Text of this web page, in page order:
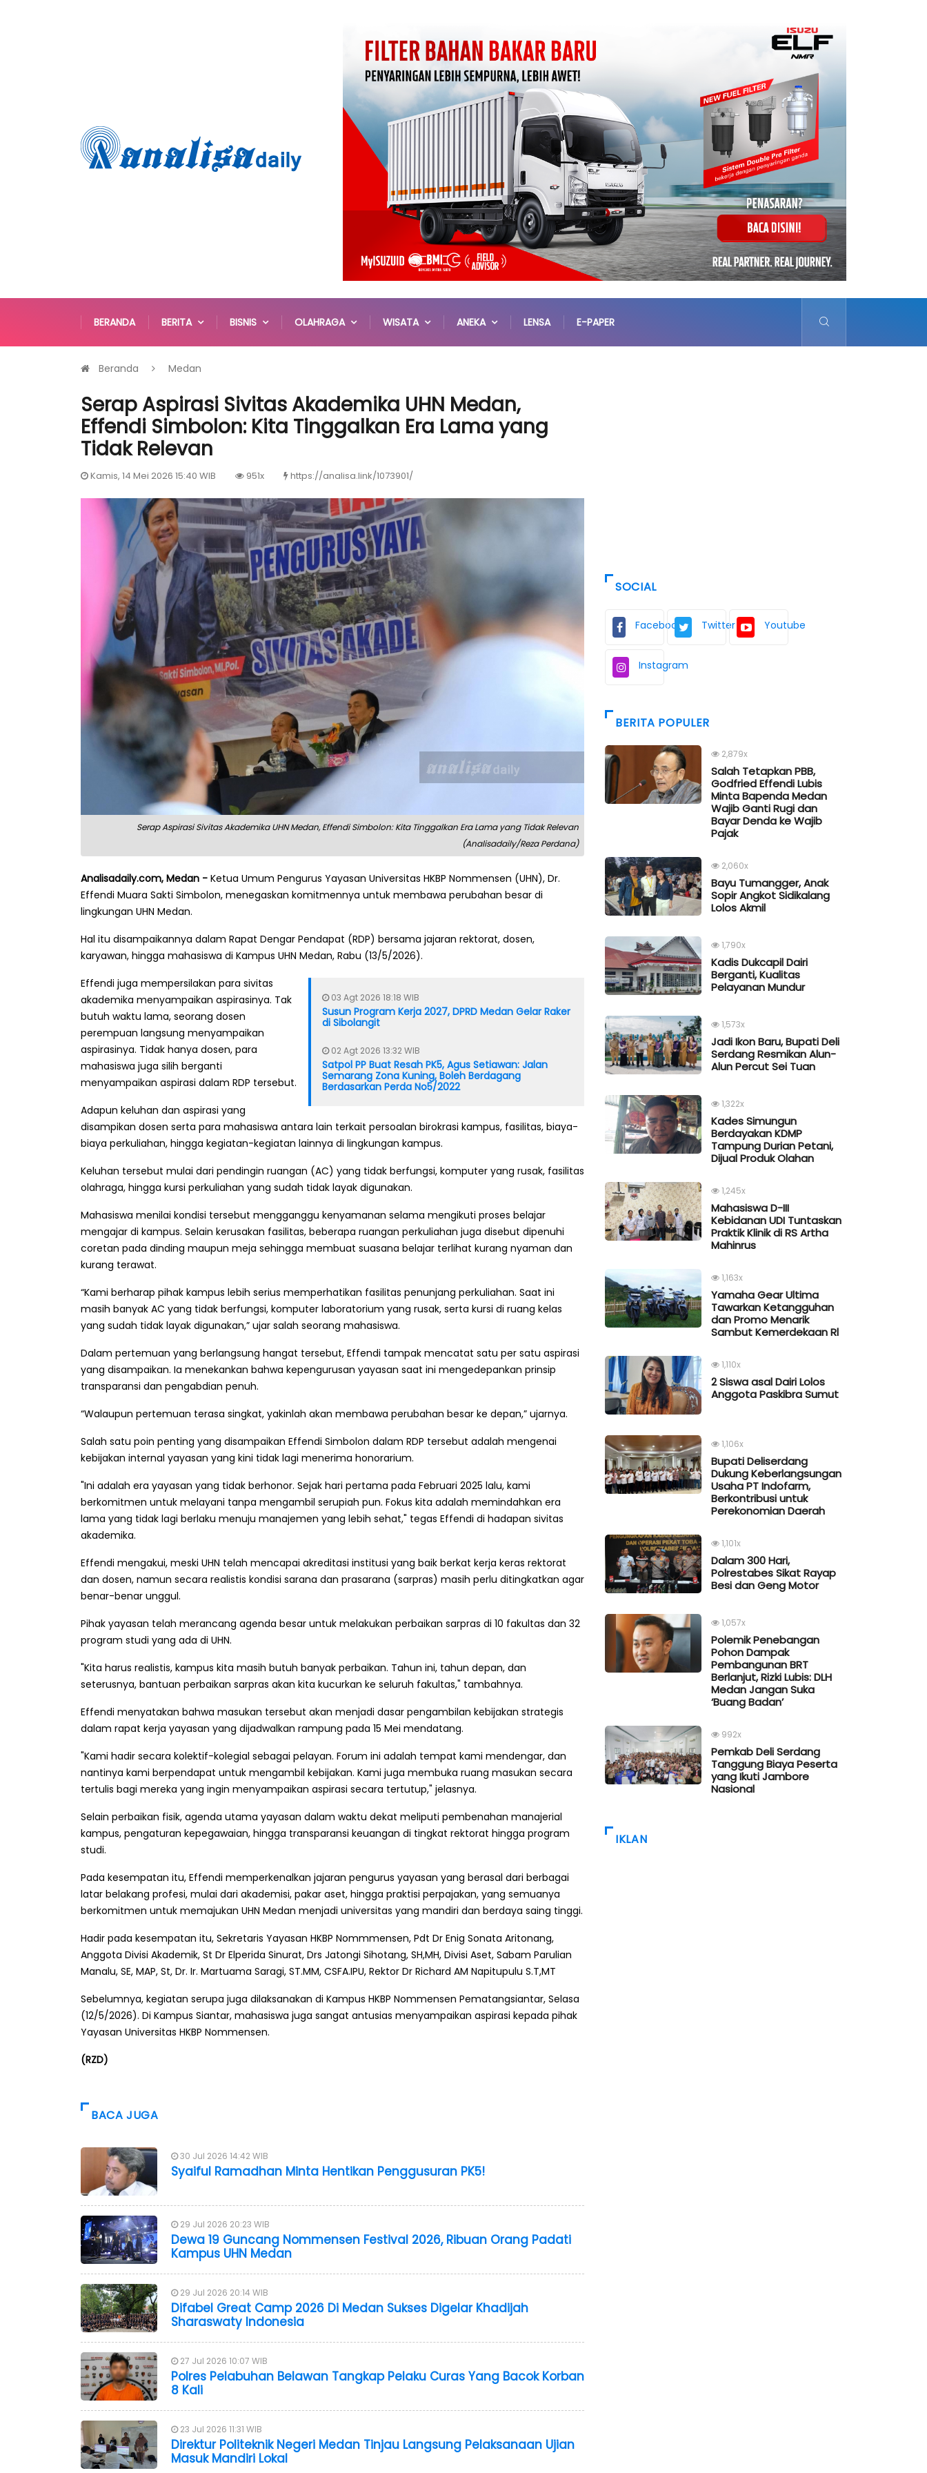
BERANDA BERITA BISNIS OLAHRAGA WISATA ANEKA LENSA E-PAPER
Beranda Medan
Serap Aspirasi Sivitas Akademika UHN Medan,
Effendi Simbolon: Kita Tinggalkan Era Lama yang
Tidak Relevan
Kamis, 14 Mei 2026 15:40 WIB 951x https://analisa.link/1073901/
Serap Aspirasi Sivitas Akademika UHN Medan, Effendi Simbolon: Kita Tinggalkan Era Lama yang Tidak Relevan
(Analisadaily/Reza Perdana)
Analisadaily.com, Medan - Ketua Umum Pengurus Yayasan Universitas HKBP Nommensen (UHN), Dr.
Effendi Muara Sakti Simbolon, menegaskan komitmennya untuk membawa perubahan besar di
lingkungan UHN Medan.
Hal itu disampaikannya dalam Rapat Dengar Pendapat (RDP) bersama jajaran rektorat, dosen,
karyawan, hingga mahasiswa di Kampus UHN Medan, Rabu (13/5/2026).
03 Agt 2026 18:18 WIB
Susun Program Kerja 2027, DPRD Medan Gelar Raker
di Sibolangit
02 Agt 2026 13:32 WIB
Satpol PP Buat Resah PK5, Agus Setiawan: Jalan
Semarang Zona Kuning, Boleh Berdagang
Berdasarkan Perda No5/2022
Effendi juga mempersilakan para sivitas
akademika menyampaikan aspirasinya. Tak
butuh waktu lama, seorang dosen
perempuan langsung menyampaikan
aspirasinya. Tidak hanya dosen, para
mahasiswa juga silih berganti
menyampaikan aspirasi dalam RDP tersebut.
Adapun keluhan dan aspirasi yang
disampikan dosen serta para mahasiswa antara lain terkait persoalan birokrasi kampus, fasilitas, biaya-
biaya perkuliahan, hingga kegiatan-kegiatan lainnya di lingkungan kampus.
Keluhan tersebut mulai dari pendingin ruangan (AC) yang tidak berfungsi, komputer yang rusak, fasilitas
olahraga, hingga kursi perkuliahan yang sudah tidak layak digunakan.
Mahasiswa menilai kondisi tersebut mengganggu kenyamanan selama mengikuti proses belajar
mengajar di kampus. Selain kerusakan fasilitas, beberapa ruangan perkuliahan juga disebut dipenuhi
coretan pada dinding maupun meja sehingga membuat suasana belajar terlihat kurang nyaman dan
kurang terawat.
“Kami berharap pihak kampus lebih serius memperhatikan fasilitas penunjang perkuliahan. Saat ini
masih banyak AC yang tidak berfungsi, komputer laboratorium yang rusak, serta kursi di ruang kelas
yang sudah tidak layak digunakan,” ujar salah seorang mahasiswa.
Dalam pertemuan yang berlangsung hangat tersebut, Effendi tampak mencatat satu per satu aspirasi
yang disampaikan. Ia menekankan bahwa kepengurusan yayasan saat ini mengedepankan prinsip
transparansi dan pengabdian penuh.
“Walaupun pertemuan terasa singkat, yakinlah akan membawa perubahan besar ke depan,” ujarnya.
Salah satu poin penting yang disampaikan Effendi Simbolon dalam RDP tersebut adalah mengenai
kebijakan internal yayasan yang kini tidak lagi menerima honorarium.
"Ini adalah era yayasan yang tidak berhonor. Sejak hari pertama pada Februari 2025 lalu, kami
berkomitmen untuk melayani tanpa mengambil serupiah pun. Fokus kita adalah memindahkan era
lama yang tidak lagi berlaku menuju manajemen yang lebih sehat," tegas Effendi di hadapan sivitas
akademika.
Effendi mengakui, meski UHN telah mencapai akreditasi institusi yang baik berkat kerja keras rektorat
dan dosen, namun secara realistis kondisi sarana dan prasarana (sarpras) masih perlu ditingkatkan agar
benar-benar unggul.
Pihak yayasan telah merancang agenda besar untuk melakukan perbaikan sarpras di 10 fakultas dan 32
program studi yang ada di UHN.
"Kita harus realistis, kampus kita masih butuh banyak perbaikan. Tahun ini, tahun depan, dan
seterusnya, bantuan perbaikan sarpras akan kita kucurkan ke seluruh fakultas," tambahnya.
Effendi menyatakan bahwa masukan tersebut akan menjadi dasar pengambilan kebijakan strategis
dalam rapat kerja yayasan yang dijadwalkan rampung pada 15 Mei mendatang.
"Kami hadir secara kolektif-kolegial sebagai pelayan. Forum ini adalah tempat kami mendengar, dan
nantinya kami berpendapat untuk mengambil kebijakan. Kami juga membuka ruang masukan secara
tertulis bagi mereka yang ingin menyampaikan aspirasi secara tertutup," jelasnya.
Selain perbaikan fisik, agenda utama yayasan dalam waktu dekat meliputi pembenahan manajerial
kampus, pengaturan kepegawaian, hingga transparansi keuangan di tingkat rektorat hingga program
studi.
Pada kesempatan itu, Effendi memperkenalkan jajaran pengurus yayasan yang berasal dari berbagai
latar belakang profesi, mulai dari akademisi, pakar aset, hingga praktisi perpajakan, yang semuanya
berkomitmen untuk memajukan UHN Medan menjadi universitas yang mandiri dan berdaya saing tinggi.
Hadir pada kesempatan itu, Sekretaris Yayasan HKBP Nommmensen, Pdt Dr Enig Sonata Aritonang,
Anggota Divisi Akademik, St Dr Elperida Sinurat, Drs Jatongi Sihotang, SH,MH, Divisi Aset, Sabam Parulian
Manalu, SE, MAP, St, Dr. Ir. Martuama Saragi, ST.MM, CSFA.IPU, Rektor Dr Richard AM Napitupulu S.T,MT
Sebelumnya, kegiatan serupa juga dilaksanakan di Kampus HKBP Nommensen Pematangsiantar, Selasa
(12/5/2026). Di Kampus Siantar, mahasiswa juga sangat antusias menyampaikan aspirasi kepada pihak
Yayasan Universitas HKBP Nommensen.
(RZD)
BACA JUGA
30 Jul 2026 14:42 WIB
Syaiful Ramadhan Minta Hentikan Penggusuran PK5!
29 Jul 2026 20:23 WIB
Dewa 19 Guncang Nommensen Festival 2026, Ribuan Orang Padati
Kampus UHN Medan
29 Jul 2026 20:14 WIB
Difabel Great Camp 2026 Di Medan Sukses Digelar Khadijah
Sharaswaty Indonesia
27 Jul 2026 10:07 WIB
Polres Pelabuhan Belawan Tangkap Pelaku Curas Yang Bacok Korban
8 Kali
23 Jul 2026 11:31 WIB
Direktur Politeknik Negeri Medan Tinjau Langsung Pelaksanaan Ujian
Masuk Mandiri Lokal
SOCIAL
Facebook Twitter Youtube
Instagram
BERITA POPULER
2,879x
Salah Tetapkan PBB,
Godfried Effendi Lubis
Minta Bapenda Medan
Wajib Ganti Rugi dan
Bayar Denda ke Wajib
Pajak
2,060x
Bayu Tumangger, Anak
Sopir Angkot Sidikalang
Lolos Akmil
1,790x
Kadis Dukcapil Dairi
Berganti, Kualitas
Pelayanan Mundur
1,573x
Jadi Ikon Baru, Bupati Deli
Serdang Resmikan Alun-
Alun Percut Sei Tuan
1,322x
Kades Simungun
Berdayakan KDMP
Tampung Durian Petani,
Dijual Produk Olahan
1,245x
Mahasiswa D-III
Kebidanan UDI Tuntaskan
Praktik Klinik di RS Artha
Mahinrus
1,163x
Yamaha Gear Ultima
Tawarkan Ketangguhan
dan Promo Menarik
Sambut Kemerdekaan Rl
1,110x
2 Siswa asal Dairi Lolos
Anggota Paskibra Sumut
1,106x
Bupati Deliserdang
Dukung Keberlangsungan
Usaha PT Indofarm,
Berkontribusi untuk
Perekonomian Daerah
1,101x
Dalam 300 Hari,
Polrestabes Sikat Rayap
Besi dan Geng Motor
1,057x
Polemik Penebangan
Pohon Dampak
Pembangunan BRT
Berlanjut, Rizki Lubis: DLH
Medan Jangan Suka
‘Buang Badan’
992x
Pemkab Deli Serdang
Tanggung Biaya Peserta
yang Ikuti Jambore
Nasional
IKLAN